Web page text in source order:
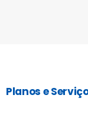
Planos e